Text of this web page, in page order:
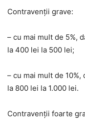
Contravenții grave:
– cu mai mult de 5%,
la 400 lei la 500 lei;
– cu mai mult de
la 800 lei la 1.000 lei.
Contravenții foarte